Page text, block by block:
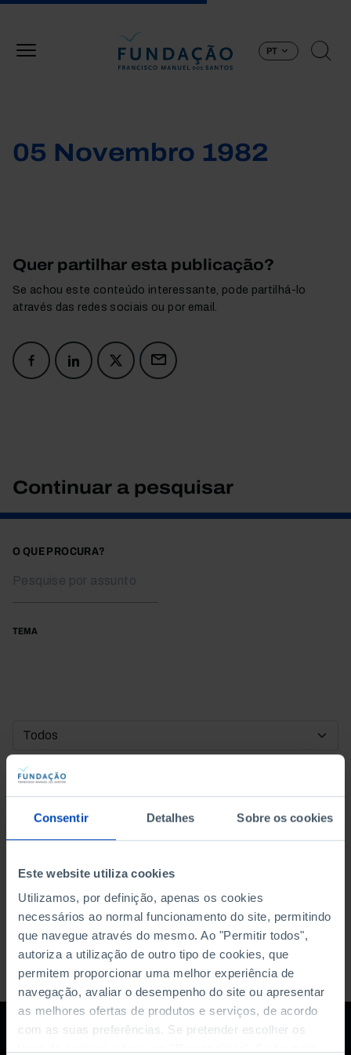
Consentir Detalhes Sobre os cookies
Este website utiliza cookies
Utilizamos, por definição, apenas os cookies
necessários ao normal funcionamento do site, permitindo
que navegue através do mesmo. Ao "Permitir todos",
autoriza a utilização de outro tipo de cookies, que
permitem proporcionar uma melhor experiência de
navegação, avaliar o desempenho do site ou apresentar
as melhores ofertas de produtos e serviços, de acordo
com as suas preferências. Se pretender escolher os
PT
05 Novembro 1982
Quer partilhar esta publicação?
Se achou este conteúdo interessante, pode partilhá-lo
através das redes sociais ou por email.
Continuar a pesquisar
O QUE PROCURA?
TEMA
DATA DE INÍCIO
DATA DE FIM